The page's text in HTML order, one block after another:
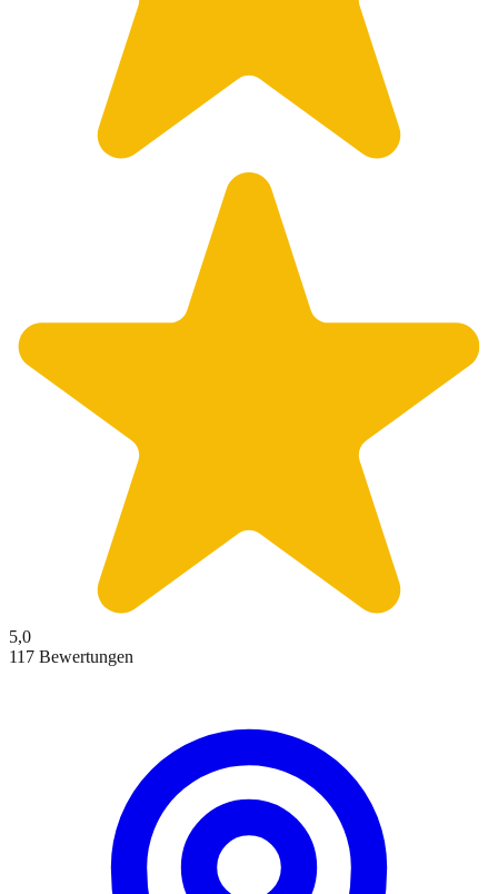
5,0
117 Bewertungen